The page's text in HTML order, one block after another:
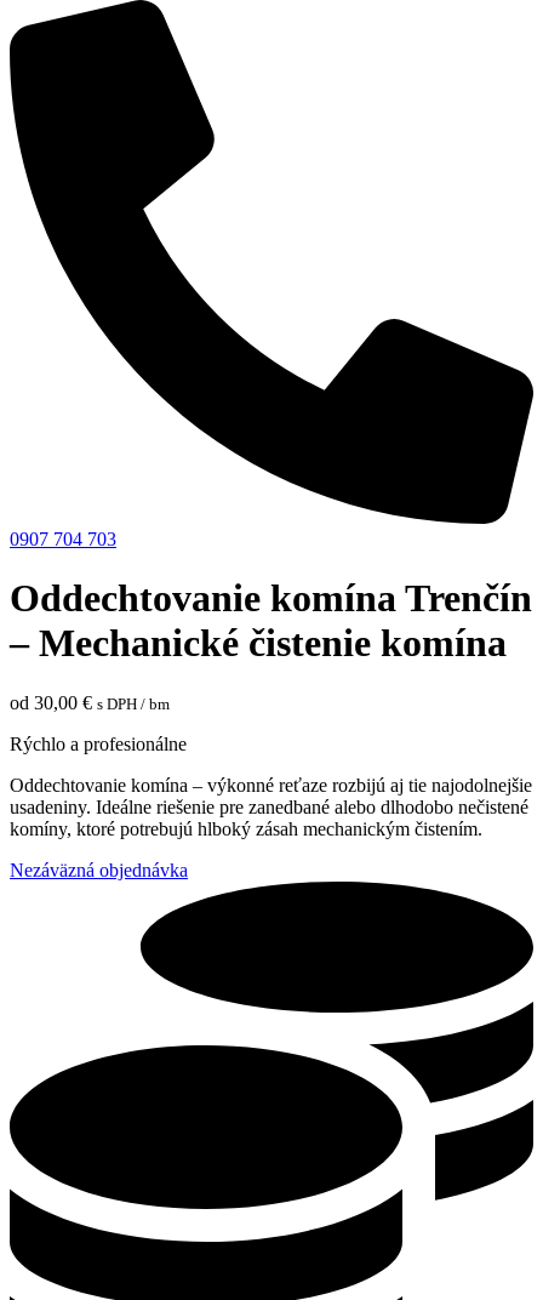
0907 704 703
Oddechtovanie komína Trenčín
– Mechanické čistenie komína
od 30,00 € s DPH / bm
Rýchlo a profesionálne
Oddechtovanie komína – výkonné reťaze rozbijú aj tie najodolnejšie
usadeniny. Ideálne riešenie pre zanedbané alebo dlhodobo nečistené
komíny, ktoré potrebujú hlboký zásah mechanickým čistením.
Nezáväzná objednávka